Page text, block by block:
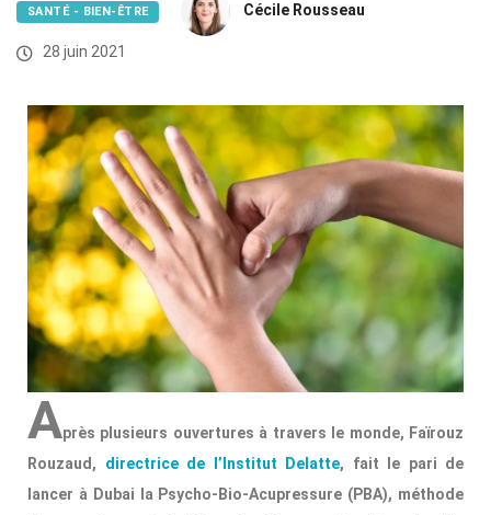
SANTÉ - BIEN-ÊTRE Cécile Rousseau
28 juin 2021
Après plusieurs ouvertures à travers le monde, Faïrouz
Rouzaud, directrice de l’Institut Delatte, fait le pari de
lancer à Dubai la Psycho-Bio-Acupressure (PBA), méthode